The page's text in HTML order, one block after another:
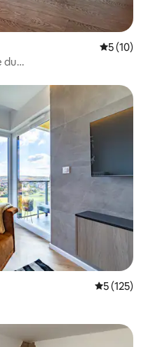
5 (10)
du
appréciés
Évaluation
5 (125)